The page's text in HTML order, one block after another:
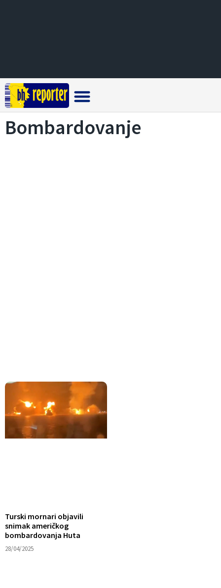
Bombardovanje
Turski mornari objavili
snimak američkog
bombardovanja Huta
28/04/2025